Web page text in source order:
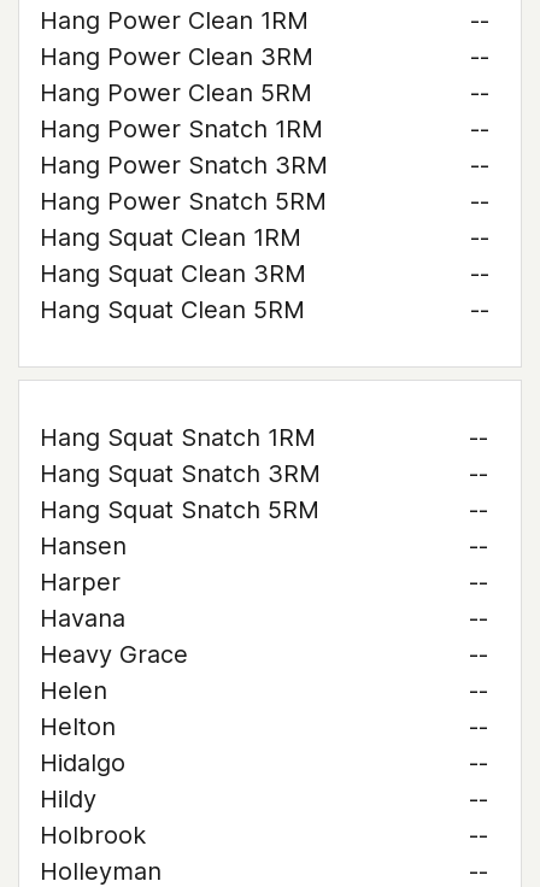
Hang Power Clean 1RM
--
Hang Power Clean 3RM
--
Hang Power Clean 5RM
--
Hang Power Snatch 1RM
--
Hang Power Snatch 3RM
--
Hang Power Snatch 5RM
--
Hang Squat Clean 1RM
--
Hang Squat Clean 3RM
--
Hang Squat Clean 5RM
--
Hang Squat Snatch 1RM
--
Hang Squat Snatch 3RM
--
Hang Squat Snatch 5RM
--
Hansen
--
Harper
--
Havana
--
Heavy Grace
--
Helen
--
Helton
--
Hidalgo
--
Hildy
--
Holbrook
--
Holleyman
--